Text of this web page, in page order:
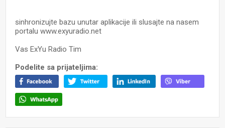
sinhronizujte bazu unutar aplikacije ili slusajte na nasem
portalu www.exyuradio.net
Vas ExYu Radio Tim
Podelite sa prijateljima: